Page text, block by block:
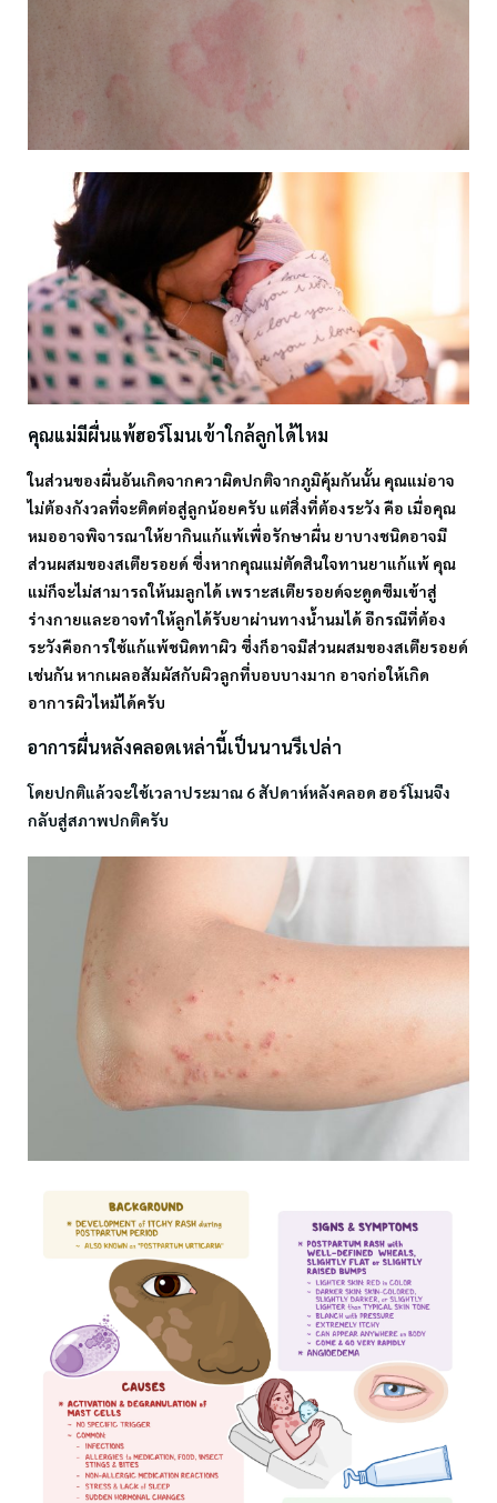
คุณแม่มีผื่นแพ้ฮอร์โมนเข้าใกล้ลูกได้ไหม
ในส่วนของผื่นอันเกิดจากควาผิดปกติจากภูมิคุ้มกันนั้น คุณแม่อาจ
ไม่ต้องกังวลที่จะติดต่อสู่ลูกน้อยครับ แต่สิ่งที่ต้องระวัง คือ เมื่อคุณ
หมออาจพิจารณาให้ยากินแก้แพ้เพื่อรักษาผื่น ยาบางชนิดอาจมี
ส่วนผสมของสเตียรอยด์ ซึ่งหากคุณแม่ตัดสินใจทานยาแก้แพ้ คุณ
แม่ก็จะไม่สามารถให้นมลูกได้ เพราะสเตียรอยด์จะดูดซึมเข้าสู่
ร่างกายและอาจทำให้ลูกได้รับยาผ่านทางน้ำนมได้ อีกรณีที่ต้อง
ระวังคือการใช้แก้แพ้ชนิดทาผิว ซึ่งก็อาจมีส่วนผสมของสเตียรอยด์
เช่นกัน หากเผลอสัมผัสกับผิวลูกที่บอบบางมาก อาจก่อให้เกิด
อาการผิวไหม้ได้ครับ
อาการผื่นหลังคลอดเหล่านี้เป็นนานรึเปล่า
โดยปกติแล้วจะใช้เวลาประมาณ 6 สัปดาห์หลังคลอด ฮอร์โมนจึง
กลับสู่สภาพปกติครับ